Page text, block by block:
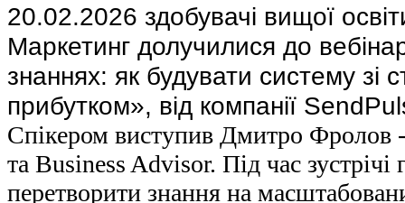
20.02.2026 здобувачі вищої
Маркетинг долучилися до
знаннях: як будувати систему зі
прибутком», від компанії
Спікером виступив Дмитро Фролов
та Business Advisor. Під час
перетворити знання на